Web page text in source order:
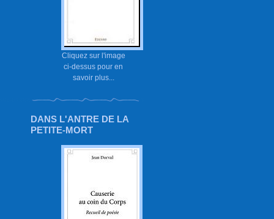
Cliquez sur l'image
ci-dessus pour en
savoir plus...
DANS L'ANTRE DE LA
PETITE-MORT